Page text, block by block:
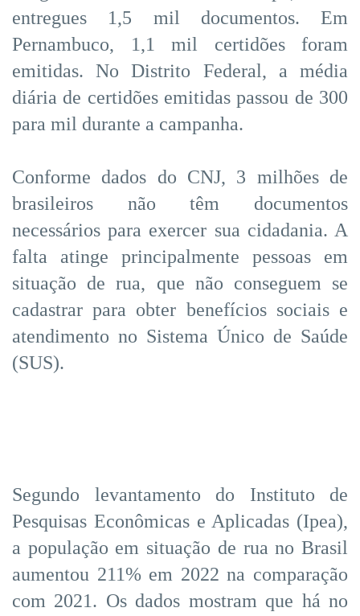
entregues 1,5 mil documentos. Em
Pernambuco, 1,1 mil certidões foram
emitidas. No Distrito Federal, a média
diária de certidões emitidas passou de 300
para mil durante a campanha.
Conforme dados do CNJ, 3 milhões de
brasileiros não têm documentos
necessários para exercer sua cidadania. A
falta atinge principalmente pessoas em
situação de rua, que não conseguem se
cadastrar para obter benefícios sociais e
atendimento no Sistema Único de Saúde
(SUS).
Segundo levantamento do Instituto de
Pesquisas Econômicas e Aplicadas (Ipea),
a população em situação de rua no Brasil
aumentou 211% em 2022 na comparação
com 2021. Os dados mostram que há no